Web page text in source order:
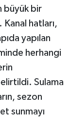
büyük bir
hatları,
yapılan
herhangi
Sulama
sezon
sunmayı